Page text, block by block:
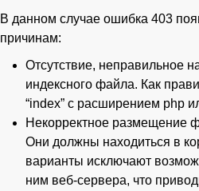
В данном случае ошибка 403
причинам:
Отсутствие, неправильное
индексного файла. Как
“index” с расширением php
Некорректное размещение
Они должны находиться в
варианты исключают
ним веб-сервера, что